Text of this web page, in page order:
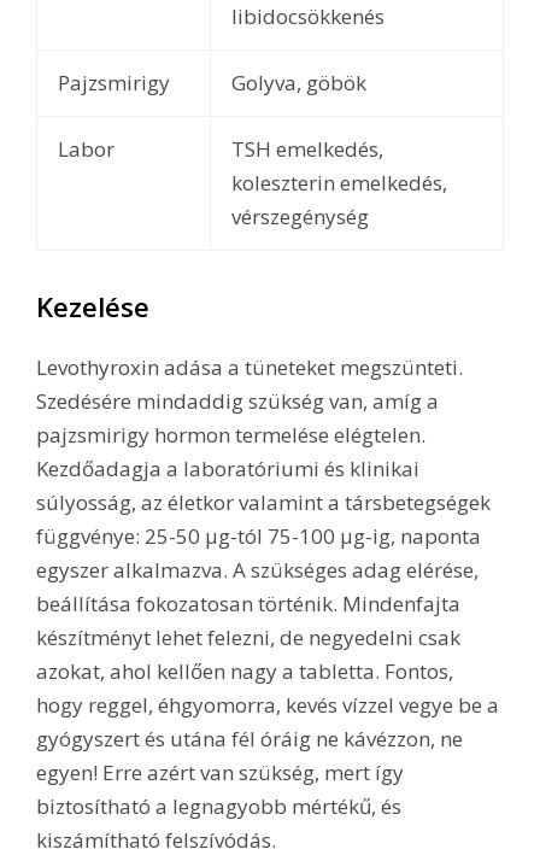
libidocsökkenés
Pajzsmirigy Golyva, göbök
Labor
TSH emelkedés,
koleszterin emelkedés,
vérszegénység
Kezelése
Levothyroxin adása a tüneteket megszünteti.
Szedésére mindaddig szükség van, amíg a
pajzsmirigy hormon termelése elégtelen.
Kezdőadagja a laboratóriumi és klinikai
súlyosság, az életkor valamint a társbetegségek
függvénye: 25-50 μg-tól 75-100 μg-ig, naponta
egyszer alkalmazva. A szükséges adag elérése,
beállítása fokozatosan történik. Mindenfajta
készítményt lehet felezni, de negyedelni csak
azokat, ahol kellően nagy a tabletta. Fontos,
hogy reggel, éhgyomorra, kevés vízzel vegye be a
gyógyszert és utána fél óráig ne kávézzon, ne
egyen! Erre azért van szükség, mert így
biztosítható a legnagyobb mértékű, és
kiszámítható felszívódás.